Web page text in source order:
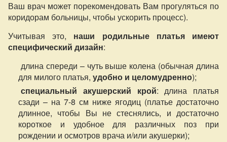
Ваш врач может порекомендовать Вам прогуляться по
коридорам больницы, чтобы ускорить процесс).
Учитывая это, наши родильные платья
имеют
специфический дизайн:
длина спереди – чуть выше колена (обычная длина
для милого платья, удобно и целомудренно);
специальный акушерский крой: длина платья
сзади – на 7-8 см ниже ягодиц (платье достаточно
длинное, чтобы Вы не стеснялись, и достаточно
короткое и удобное для различных поз при
рождении и осмотров врача и/или акушерки);